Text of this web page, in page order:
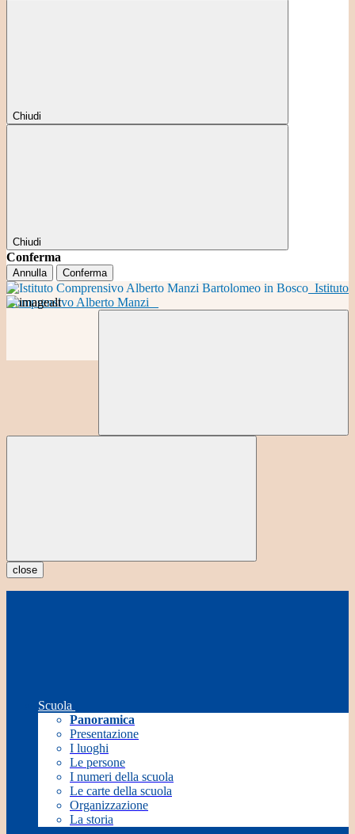
Chiudi
Chiudi
Conferma
Annulla Conferma
Istituto
Comprensivo Alberto Manzi
close
Scuola
Panoramica
Presentazione
I luoghi
Le persone
I numeri della scuola
Le carte della scuola
Organizzazione
La storia